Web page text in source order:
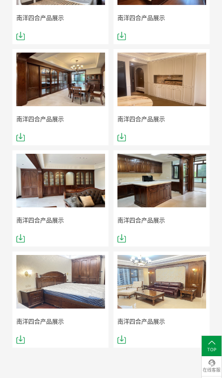
南洋四合产品展示 南洋四合产品展示
南洋四合产品展示 南洋四合产品展示
南洋四合产品展示 南洋四合产品展示
南洋四合产品展示 南洋四合产品展示
TOP
在线客服